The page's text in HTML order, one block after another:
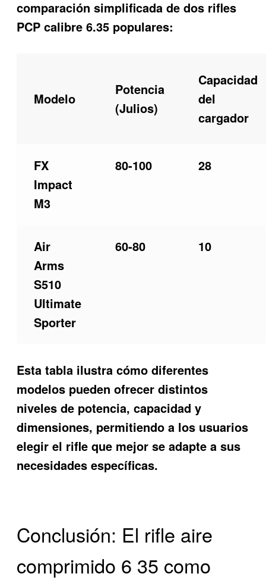
comparación simplificada de dos rifles
PCP calibre 6.35 populares:
Modelo
Potencia
(Julios)
Capacidad
del
cargador
FX
Impact
M3
80-100 28
Air
Arms
S510
Ultimate
Sporter
60-80 10
Esta tabla ilustra cómo diferentes
modelos pueden ofrecer distintos
niveles de potencia, capacidad y
dimensiones, permitiendo a los usuarios
elegir el rifle que mejor se adapte a sus
necesidades específicas.
Conclusión: El rifle aire
comprimido 6 35 como